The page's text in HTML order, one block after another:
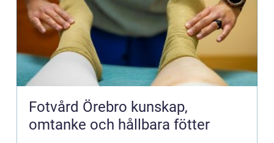
Fotvård Örebro kunskap,
omtanke och hållbara fötter